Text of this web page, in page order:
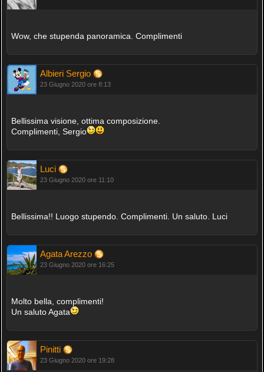
Wow, che stupenda panoramica. Complimenti
Albieri Sergio
23 Giugno 2020 ore 8:13
Bellissima visione, ottima composizione.
Complimenti, Sergio
Luci
23 Giugno 2020 ore 11:10
Bellissima!! Luogo stupendo. Complimenti. Un saluto. Luci
Agata Arezzo
23 Giugno 2020 ore 16:25
Molto bella, complimenti!
Un saluto Agata
Pinitti
23 Giugno 2020 ore 19:28